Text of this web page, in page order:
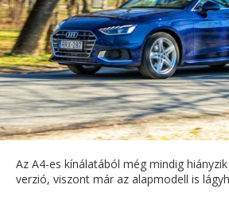
Az A4-es kínálatából még mindig
verzió, viszont már az alapmodell is